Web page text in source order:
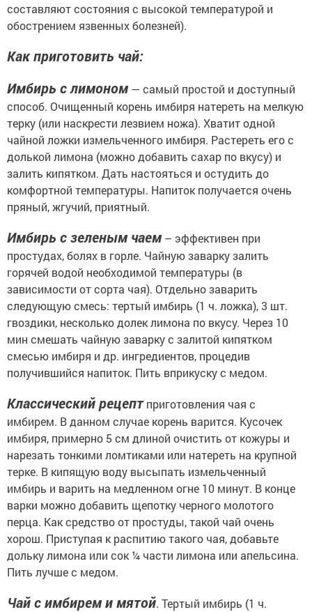
составляют состояния с высокой температурой и
обострением язвенных болезней).
Как приготовить чай:
Имбирь с лимоном— самый простой и доступный
способ. Очищенный корень имбиря натереть на мелкую
терку (или наскрести лезвием ножа). Хватит одной
чайной ложки измельченного имбиря. Растереть его с
долькой лимона (можно добавить сахар по вкусу) и
залить кипятком. Дать настояться и остудить до
комфортной температуры. Напиток получается очень
пряный, жгучий, приятный.
Имбирь с зеленым чаем– эффективен при
простудах, болях в горле. Чайную заварку залить
горячей водой необходимой температуры (в
зависимости от сорта чая). Отдельно заварить
следующую смесь: тертый имбирь (1 ч. ложка), 3 шт.
гвоздики, несколько долек лимона по вкусу. Через 10
мин смешать чайную заварку с залитой кипятком
смесью имбиря и др. ингредиентов, процедив
получившийся напиток. Пить вприкуску с медом.
Классический рецептприготовления чая с
имбирем. В данном случае корень варится. Кусочек
имбиря, примерно 5 см длиной очистить от кожуры и
нарезать тонкими ломтиками или натереть на крупной
терке. В кипящую воду высыпать измельченный
имбирь и варить на медленном огне 10 минут. В конце
варки можно добавить щепотку черного молотого
перца. Как средство от простуды, такой чай очень
хорош. Приступая к распитию такого чая, добавьте
дольку лимона или сок ¼ части лимона или апельсина.
Пить лучше с медом.
Чай с имбирем и мятой. Тертый имбирь (1 ч.